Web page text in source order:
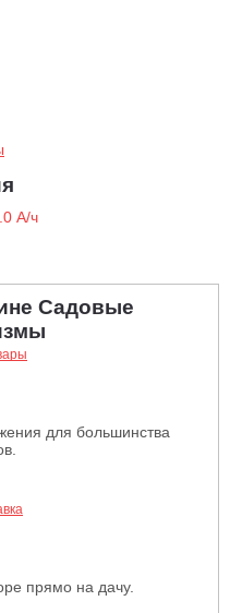
Садовые
для большинства
прямо на дачу.